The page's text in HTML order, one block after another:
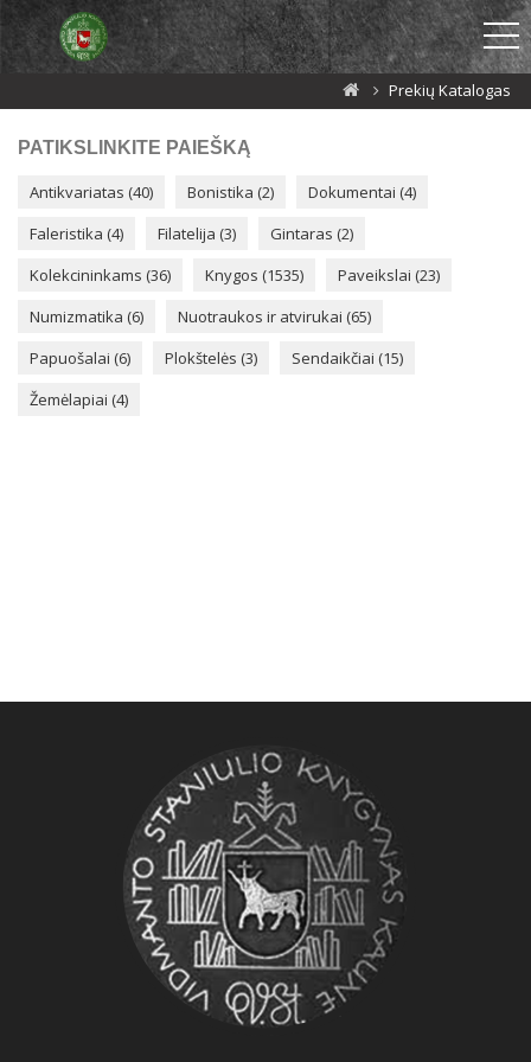
Prekių Katalogas
PATIKSLINKITE PAIEŠKĄ
Antikvariatas (40) Bonistika (2)
Dokumentai (4)
Faleristika (4)
Filatelija (3)
Gintaras (2)
Kolekcininkams (36)
Knygos (1535)
Paveikslai (23)
Numizmatika (6)
Nuotraukos ir atvirukai (65)
Papuošalai (6)
Plokštelės (3)
Sendaikčiai (15)
Žemėlapiai (4)